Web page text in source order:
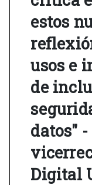
estos
usos e
de
datos"
Digital